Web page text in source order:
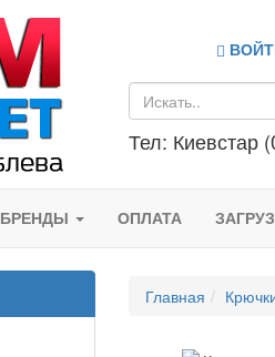
Тел: Киевстар
БРЕНДЫ ОПЛАТА
Главная